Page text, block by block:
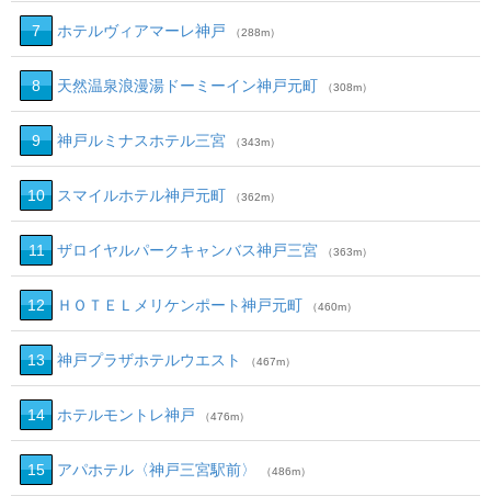
7 ホテルヴィアマーレ神戸 （288m）
8 天然温泉浪漫湯ドーミーイン神戸元町 （308m）
9 神戸ルミナスホテル三宮 （343m）
10 スマイルホテル神戸元町 （362m）
11 ザロイヤルパークキャンバス神戸三宮 （363m）
12 ＨＯＴＥＬメリケンポート神戸元町 （460m）
13 神戸プラザホテルウエスト （467m）
14 ホテルモントレ神戸 （476m）
15 アパホテル〈神戸三宮駅前〉 （486m）